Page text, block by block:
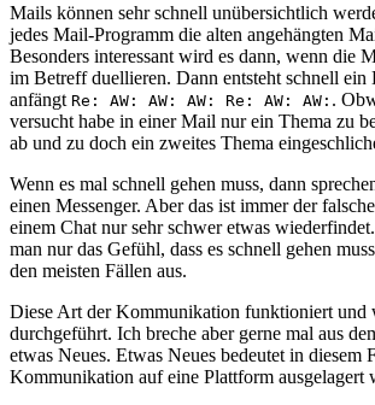
Mails können sehr schnell unübersichtlich
jedes Mail-Programm die alten angehängten
Besonders interessant wird es dann, wenn die
im Betreff duellieren. Dann entsteht schnell
anfängt Re: AW: AW: AW: Re: AW: AW: .
versucht habe in einer Mail nur ein Thema zu
ab und zu doch ein zweites Thema
Wenn es mal schnell gehen muss, dann
einen Messenger. Aber das ist immer der
einem Chat nur sehr schwer etwas
man nur das Gefühl, dass es schnell gehen
den meisten Fällen aus.
Diese Art der Kommunikation funktioniert und
durchgeführt. Ich breche aber gerne mal aus
etwas Neues. Etwas Neues bedeutet in diesem
Kommunikation auf eine Plattform ausgelagert